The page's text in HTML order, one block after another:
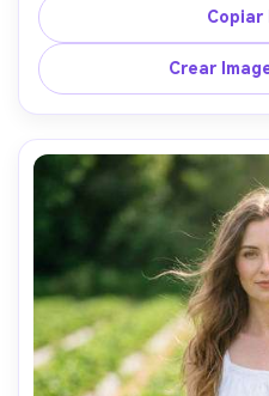
brillantes, paleta de
cinematográfica, tomada
profundidad de campo
ojos, estilo editorial
Copiar
Crear